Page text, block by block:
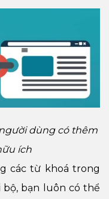
dùng có thêm
ích
các từ khoá trong
bộ, bạn luôn có thể